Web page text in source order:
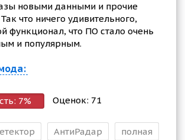
новыми данными и прочие
что ничего удивительного,
функционал, что ПО стало очень
и популярным.
7% Оценок: 71
АнтиРадар
полная